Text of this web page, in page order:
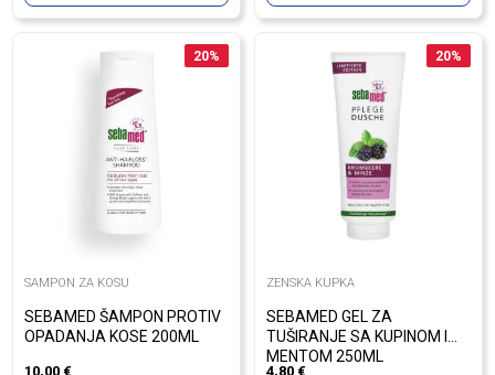
20%
SAMPON ZA KOSU
SEBAMED ŠAMPON PROTIV
OPADANJA KOSE 200ML
10,00 €
20%
ZENSKA KUPKA
SEBAMED GEL ZA
TUŠIRANJE SA KUPINOM I
MENTOM 250ML
4,80 €